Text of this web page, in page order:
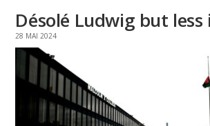
Désolé Ludwig but
28 MAI 2024